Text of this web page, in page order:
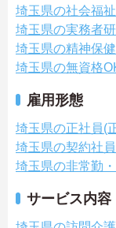
埼玉県の社会福
埼玉県の実務者
埼玉県の精神保
埼玉県の無資格
雇用形態
埼玉県の正社員(
埼玉県の契約社
埼玉県の非常勤
サービス内容